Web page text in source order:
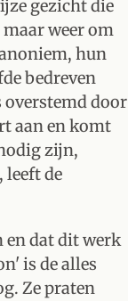
gezicht die
maar weer om
hun
bedreven
overstemd door
aan en komt
zijn,
leeft de
en dat dit werk
is de alles
Ze praten